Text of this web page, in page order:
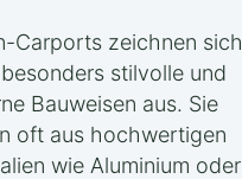
Carports zeichnen sich
stilvolle und
Bauweisen aus. Sie
oft aus hochwertigen
wie Aluminium oder